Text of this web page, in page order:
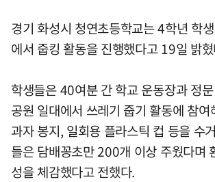
경기 화성시 청연초등학교는 4학년 학
에서 줍킹 활동을 진행했다고 19일 밝
학생들은 40여분 간 학교 운동장과 정
공원 일대에서 쓰레기 줍기 활동에 참
과자 봉지, 일회용 플라스틱 컵 등을 수
들은 담배꽁초만 200개 이상 주웠다며
성을 체감했다고 전했다.